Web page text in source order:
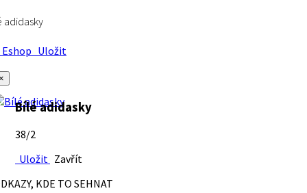
adidasky
Uložit
Bílé adidasky
38/2
Uložit Zavřít
KDE TO SEHNAT